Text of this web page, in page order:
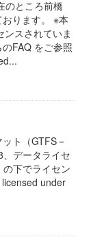
のところ前橋
ります。 ※本
ンスされていま
FAQ をご参照
ト（GTFS－
データライセ
下でライセン
under